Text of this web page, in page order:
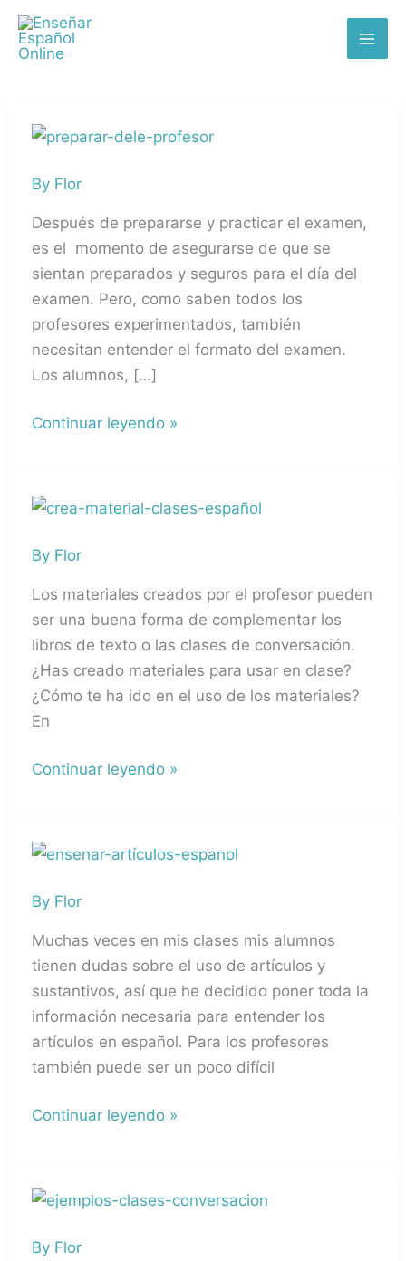
Skip
content
By Flor
Después de prepararse y practicar el examen,
es el momento de asegurarse de que se
sientan preparados y seguros para el día del
examen. Pero, como saben todos los
profesores experimentados, también
necesitan entender el formato del examen.
Los alumnos, […]
Cinco
para
preparar
alumnos
el
Continuar leyendo »
By Flor
Los materiales creados por el profesor pueden
ser una buena forma de complementar los
libros de texto o las clases de conversación.
¿Has creado materiales para usar en clase?
¿Cómo te ha ido en el uso de los materiales?
En
Crea
propios
clase
de
Continuar leyendo »
By Flor
Muchas veces en mis clases mis alumnos
tienen dudas sobre el uso de artículos y
sustantivos, así que he decidido poner toda la
información necesaria para entender los
artículos en español. Para los profesores
también puede ser un poco difícil
¿Cómo
los
Continuar leyendo »
By Flor
Ejemplos
clases